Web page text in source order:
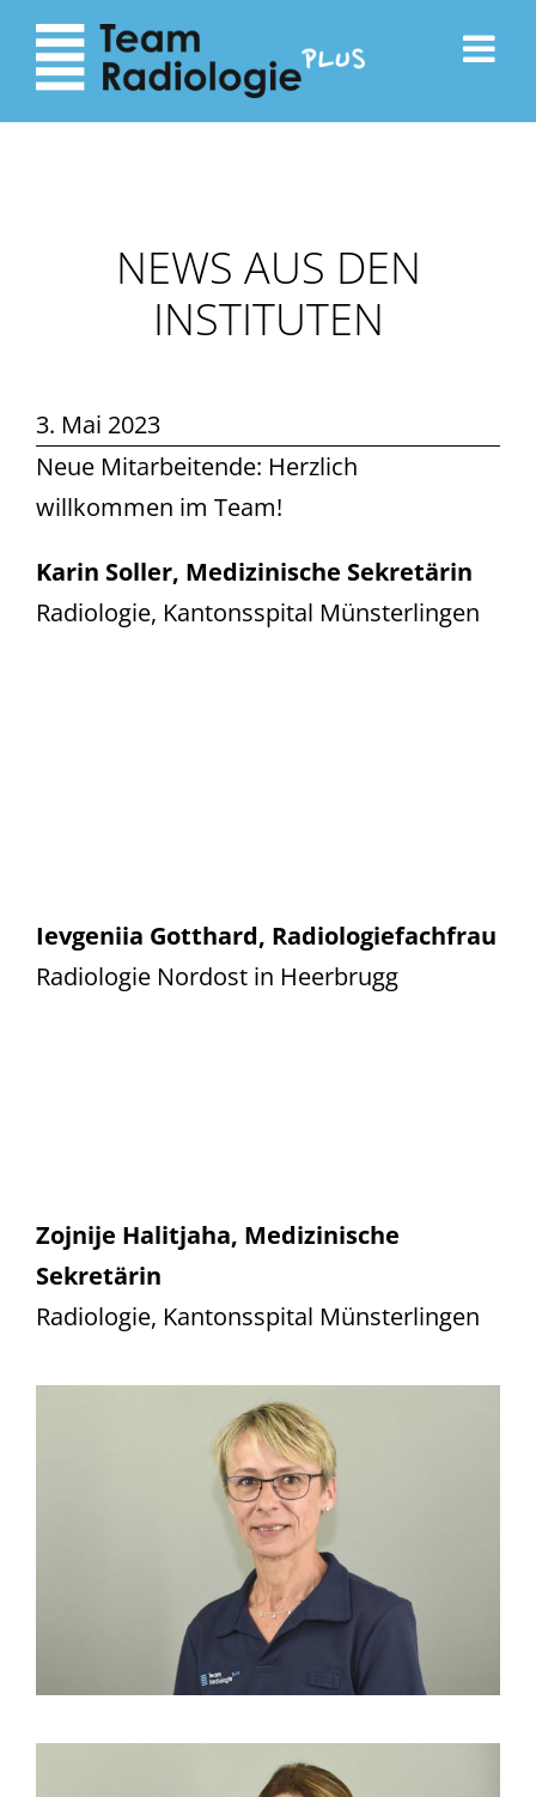
zum
Inhalt
Navigation
NEWS AUS DEN
INSTITUTEN
3. Mai 2023
Neue Mitarbeitende: Herzlich
willkommen im Team!
Karin Soller, Medizinische Sekretärin
Radiologie, Kantonsspital Münsterlingen
Ievgeniia Gotthard, Radiologiefachfrau
Radiologie Nordost in Heerbrugg
Zojnije Halitjaha, Medizinische
Sekretärin
Radiologie, Kantonsspital Münsterlingen